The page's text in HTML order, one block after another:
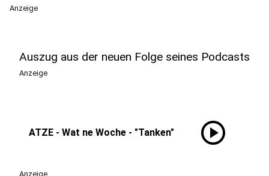
Anzeige
Auszug aus der neuen Folge seines Podcasts
Anzeige
ATZE - Wat ne Woche - "Tanken" play_circle
Anzeige